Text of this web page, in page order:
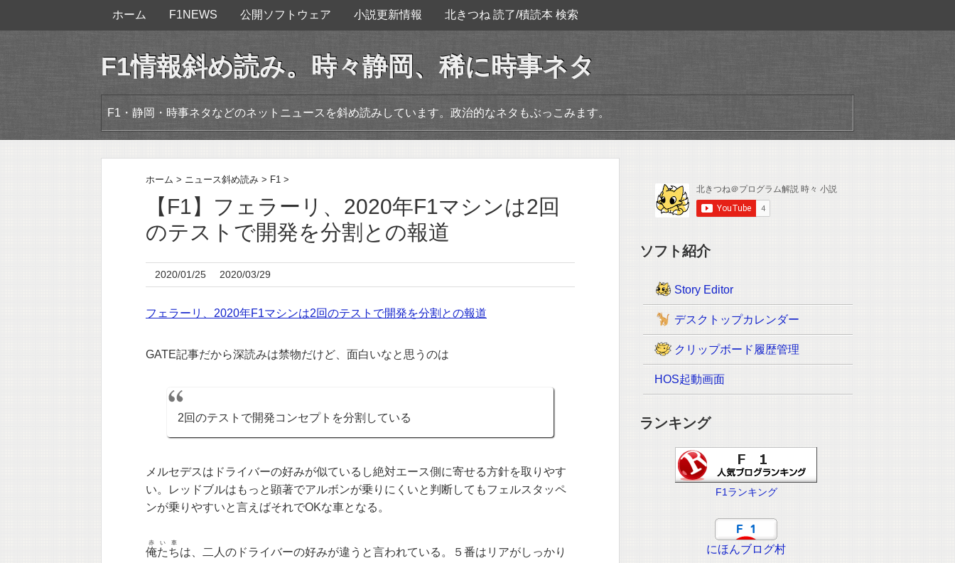
ホーム F1NEWS 公開ソフトウェア 小説更新情報 北きつね 読了/積読本 検索
F1情報斜め読み。時々静岡、稀に時事ネタ
F1・静岡・時事ネタなどのネットニュースを斜め読みしています。政治的なネタもぶっこみます。
ホーム > ニュース斜め読み > F1 >
【F1】フェラーリ、2020年F1マシンは2回
のテストで開発を分割との報道
2020/01/25 2020/03/29
フェラーリ、2020年F1マシンは2回のテストで開発を分割との報道
GATE記事だから深読みは禁物だけど、面白いなと思うのは
2回のテストで開発コンセプトを分割している
メルセデスはドライバーの好みが似ているし絶対エース側に寄せる方針を取りやす
い。レッドブルはもっと顕著でアルボンが乗りにくいと判断してもフェルスタッペ
ンが乗りやすいと言えばそれでOKな車となる。
俺たち
赤い車
は、二人のドライバーの好みが違うと言われている。５番はリアがしっかり
ソフト紹介
Story Editor
デスクトップカレンダー
クリップボード履歴管理
HOS起動画面
ランキング
F1ランキング
にほんブログ村